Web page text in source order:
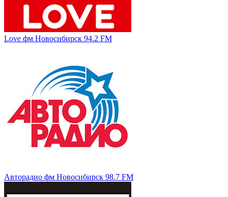
Love фм Новосибирск 94.2 FM
Авторадио фм Новосибирск 98.7 FM